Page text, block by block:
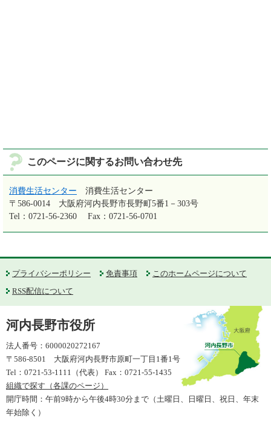
このページに関するお問い合わせ先
消費生活センター
消費生活センター
〒586-0014
大阪府河内長野市長野町5番1－303号
Tel：0721-56-2360
Fax：0721-56-0701
プライバシーポリシー 免責事項
このホームページについて
RSS配信について
河内長野市役所
法人番号：6000020272167
〒586-8501 大阪府河内長野市原町一丁目1番1号
Tel：0721-53-1111（代表） Fax：0721-55-1435
組織で探す（各課のページ）
開庁時間：午前9時から午後4時30分まで（土曜日、日曜日、祝日、年末
年始除く）